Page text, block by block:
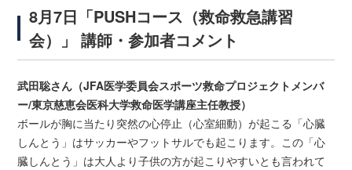
8月7日「PUSHコース（救命救急講習
会）」 講師・参加者コメント
武田聡さん（JFA医学委員会スポーツ救命プロジェクトメンバ
ー/東京慈恵会医科大学救命医学講座主任教授）
ボールが胸に当たり突然の心停止（心室細動）が起こる「心臓
しんとう」はサッカーやフットサルでも起こります。この「心
臓しんとう」は大人より子供の方が起こりやすいとも言われて